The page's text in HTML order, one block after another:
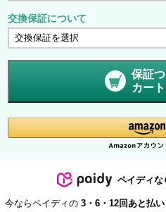
交換保証について
保証
カー
ペイディな
今ならペイディの 3・6・12回あと払い